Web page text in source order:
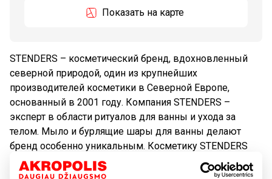
Показать на карте
STENDERS – косметический бренд, вдохновленный
северной природой, один из крупнейших
производителей косметики в Северной Европе,
основанный в 2001 году. Компания STENDERS –
эксперт в области ритуалов для ванны и ухода за
телом. Мыло и бурлящие шары для ванны делают
бренд особенно уникальным. Косметику STENDERS
можно приобрести более чем в 200 магазинах,
расположенных по всему миру. Предприятие является